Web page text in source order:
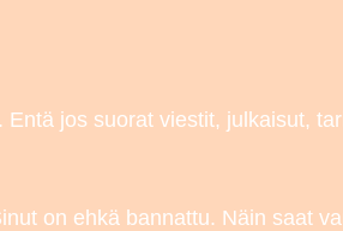
jos suorat viestit, julkaisut,
on ehkä bannattu. Näin saat